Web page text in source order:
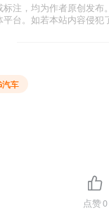
注，均为作者原创发
台。如若本站内容侵犯
车
点赞0